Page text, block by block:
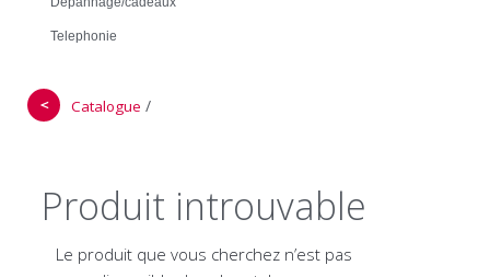
Telephonie
＜ Catalogue /
Produit introuvable
Le produit que vous cherchez n’est pas